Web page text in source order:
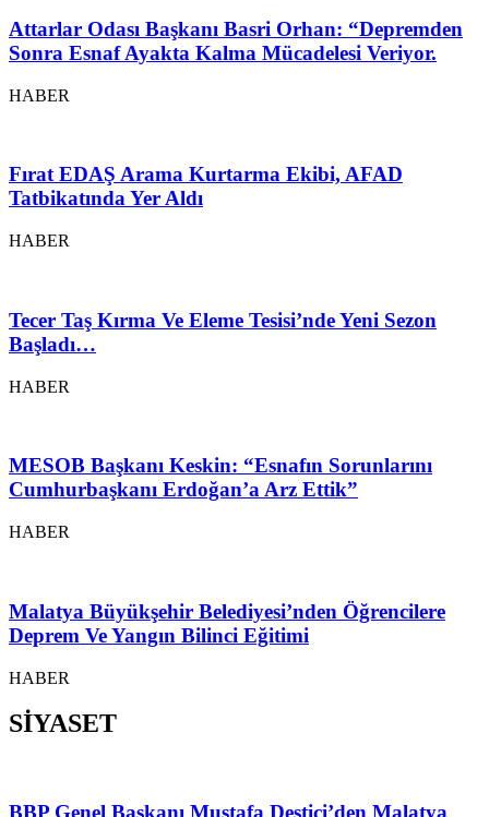
Attarlar Odası Başkanı Basri Orhan: “Depremden
Sonra Esnaf Ayakta Kalma Mücadelesi Veriyor.
HABER
Fırat EDAŞ Arama Kurtarma Ekibi, AFAD
Tatbikatında Yer Aldı
HABER
Tecer Taş Kırma Ve Eleme Tesisi’nde Yeni Sezon
Başladı…
HABER
MESOB Başkanı Keskin: “Esnafın Sorunlarını
Cumhurbaşkanı Erdoğan’a Arz Ettik”
HABER
Malatya Büyükşehir Belediyesi’nden Öğrencilere
Deprem Ve Yangın Bilinci Eğitimi
HABER
SİYASET
BBP Genel Başkanı Mustafa Destici’den Malatya